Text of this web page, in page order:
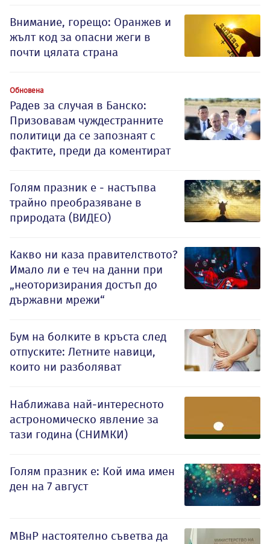
Внимание, горещо: Оранжев и
жълт код за опасни жеги в
почти цялата страна
Обновена
Радев за случая в Банско:
Призовавам чуждестранните
политици да се запознаят с
фактите, преди да коментират
Голям празник е - настъпва
трайно преобразяване в
природата (ВИДЕО)
Какво ни каза правителството?
Имало ли е теч на данни при
„неоторизирания достъп до
държавни мрежи“
Бум на болките в кръста след
отпуските: Летните навици,
които ни разболяват
Наближава най-интересното
астрономическо явление за
тази година (СНИМКИ)
Голям празник е: Кой има имен
ден на 7 август
МВнР настоятелно съветва да